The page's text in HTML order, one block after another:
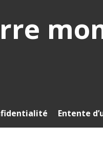
Entente